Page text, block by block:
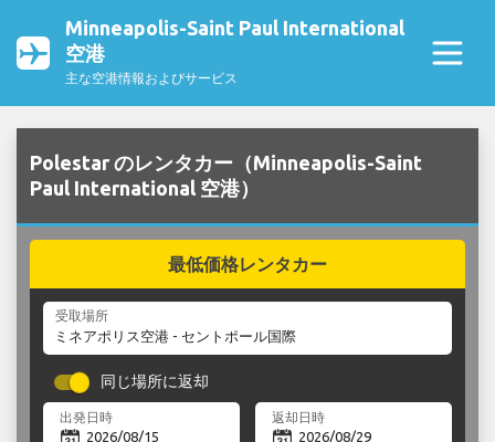
Minneapolis-Saint Paul International
空港
主な空港情報およびサービス
Polestar のレンタカー（Minneapolis-Saint
Paul International 空港）
最低価格レンタカー
受取場所
同じ場所に返却
出発日時 返却日時